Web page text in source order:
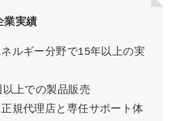
業実績
ネルギー分野で15年以上の実
以上での製品販売
正規代理店と専任サポート体